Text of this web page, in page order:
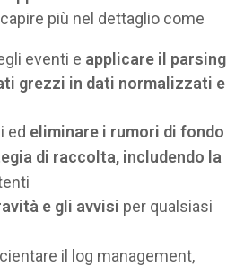
più nel dettaglio come
eventi e applicare il parsing
grezzi in dati normalizzati e
ed eliminare i rumori di fondo
di raccolta, includendo la
e gli avvisi per qualsiasi
il log management,